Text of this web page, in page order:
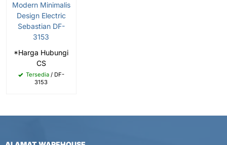
Modern Minimalis
Design Electric
Sebastian DF-
3153
*Harga Hubungi
CS
Tersedia/ DF-
3153